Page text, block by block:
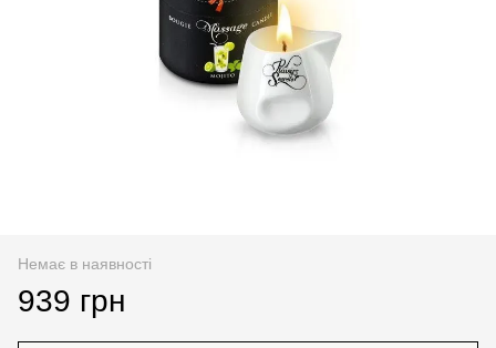
Немає в наявності
939 грн